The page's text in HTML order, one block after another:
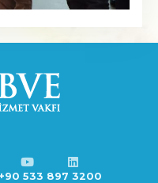
+90 533 897 3200